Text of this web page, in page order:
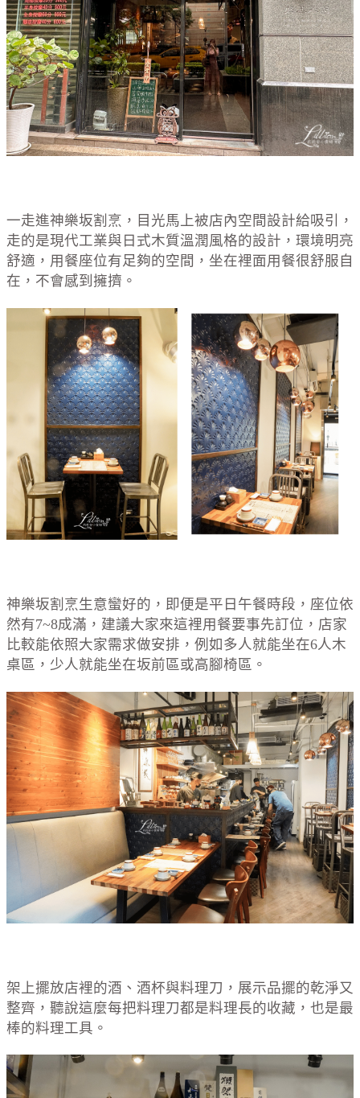
一走進神樂坂割烹，目光馬上被店內空間設計給吸引，
走的是現代工業與日式木質溫潤風格的設計，環境明亮
舒適，用餐座位有足夠的空間，坐在裡面用餐很舒服自
在，不會感到擁擠。
神樂坂割烹生意蠻好的，即便是平日午餐時段，座位依
然有7~8成滿，建議大家來這裡用餐要事先訂位，店家
比較能依照大家需求做安排，例如多人就能坐在6人木
桌區，少人就能坐在坂前區或高腳椅區。
架上擺放店裡的酒、酒杯與料理刀，展示品擺的乾淨又
整齊，聽說這麼每把料理刀都是料理長的收藏，也是最
棒的料理工具。